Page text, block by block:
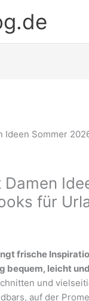
für
frische
bequem, leicht
und
auf der